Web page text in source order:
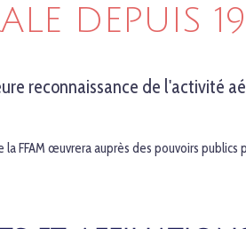
DEPUIS
reconnaissance de l'activité
FFAM œuvrera auprès des pouvoirs